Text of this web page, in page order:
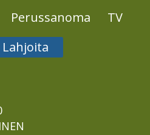
Perussanoma
TV
Lahjoita